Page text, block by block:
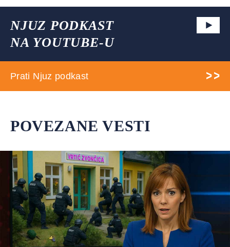
NJUZ PODKAST
NA YOUTUBE-U
Prati Njuz podkast
POVEZANE VESTI